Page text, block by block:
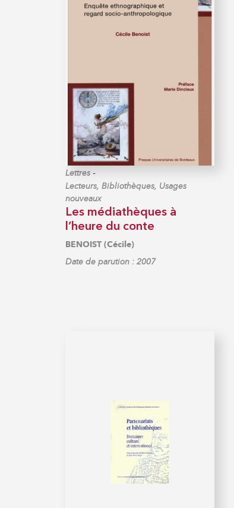
Lettres-
Lecteurs, Bibliothèques, Usages
nouveaux
Les médiathèques à
l’heure du conte
BENOIST (Cécile)
Date de parution : 2007